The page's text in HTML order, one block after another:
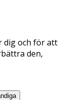
dig och för att
den,